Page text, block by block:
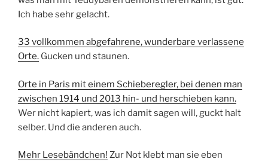
Ich habe sehr gelacht.
33 vollkommen abgefahrene, wunderbare verlassene
Orte. Gucken und staunen.
Orte in Paris mit einem Schieberegler, bei denen man
zwischen 1914 und 2013 hin- und herschieben kann.
Wer nicht kapiert, was ich damit sagen will, guckt halt
selber. Und die anderen auch.
Mehr Lesebändchen! Zur Not klebt man sie eben